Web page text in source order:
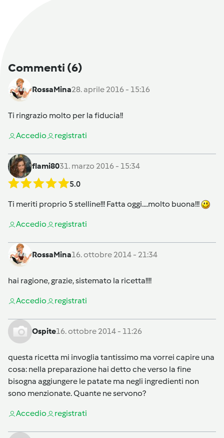
Commenti (6)
RossaMina28. aprile 2016 - 15:16
Ti ringrazio molto per la fiducia!!
Accedio registrati
flami8031. marzo 2016 - 15:34
5.0
Ti meriti proprio 5 stelline!!! Fatta oggi....molto buona!!!
Accedio registrati
RossaMina16. ottobre 2014 - 21:34
hai ragione, grazie, sistemato la ricetta!!!!
Accedio registrati
Ospite16. ottobre 2014 - 11:26
questa ricetta mi invoglia tantissimo ma vorrei capire una
cosa: nella preparazione hai detto che verso la fine
bisogna aggiungere le patate ma negli ingredienti non
sono menzionate. Quante ne servono?
Accedio registrati